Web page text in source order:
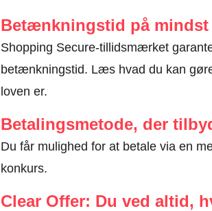
Betænkningstid på mindst
Shopping Secure-tillidsmærket
betænkningstid. Læs hvad du kan
loven er.
Betalingsmetode, der
Du får mulighed for at betale via en
konkurs.
Clear Offer: Du ved altid,